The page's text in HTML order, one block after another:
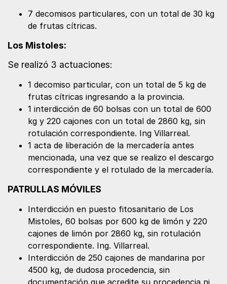
7 decomisos particulares, con un total de 30 kg
de frutas cítricas.
Los Mistoles:
Se realizó 3 actuaciones:
1 decomiso particular, con un total de 5 kg de
frutas cítricas ingresando a la provincia.
1 interdicción de 60 bolsas con un total de 600
kg y 220 cajones con un total de 2860 kg, sin
rotulación correspondiente. Ing Villarreal.
1 acta de liberación de la mercadería antes
mencionada, una vez que se realizo el descargo
correspondiente y el rotulado de la mercadería.
PATRULLAS MÓVILES
Interdicción en puesto fitosanitario de Los
Mistoles, 60 bolsas por 600 kg de limón y 220
cajones de limón por 2860 kg, sin rotulación
correspondiente. Ing. Villarreal.
Interdicción de 250 cajones de mandarina por
4500 kg, de dudosa procedencia, sin